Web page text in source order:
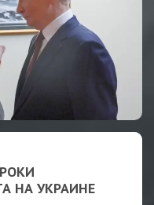
НА УКРАИНЕ